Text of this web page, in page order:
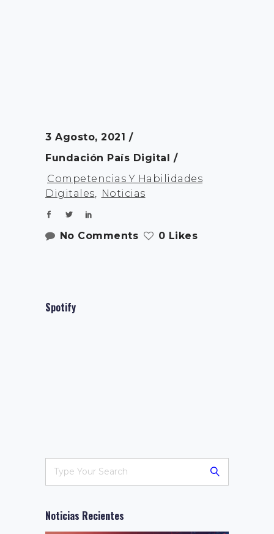
3 Agosto, 2021
Fundación País Digital
Competencias Y Habilidades
Digitales, Noticias
No Comments 0 Likes
Spotify
Noticias Recientes